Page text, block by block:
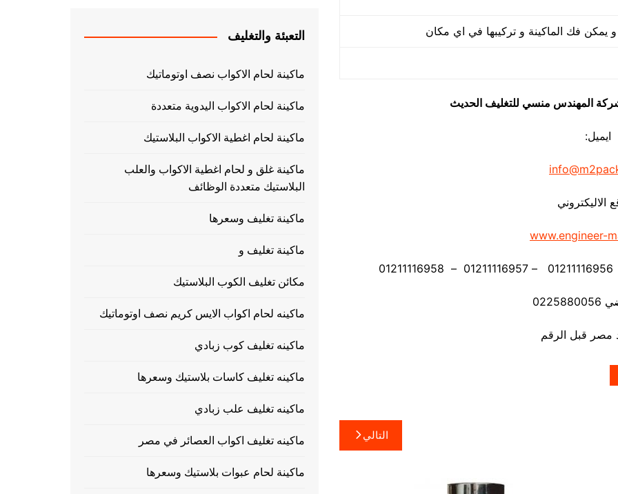
شركة المهندس منسي للتغليف الحديث
ايميل:
الاليكتروني
www.engineer-
التالي
التعبئة والتغليف
ماكينة لحام الاكواب نصف اوتوماتيك
ماكينة لحام الاكواب اليدوية متعددة
ماكينة لحام اغطية الاكواب البلاستيك
ماكينة غلق و لحام اغطية الاكواب والعلب
البلاستيك متعددة الوظائف
ماكينة تغليف وسعرها
ماكينة تغليف و
مكائن تغليف الكوب البلاستيك
ماكينه لحام اكواب الايس كريم نصف اوتوماتيك
ماكينه تغليف كوب زبادي
ماكينه تغليف كاسات بلاستيك وسعرها
ماكينه تغليف علب زبادي
ماكينه تغليف اكواب العصائر في مصر
ماكينة لحام عبوات بلاستيك وسعرها